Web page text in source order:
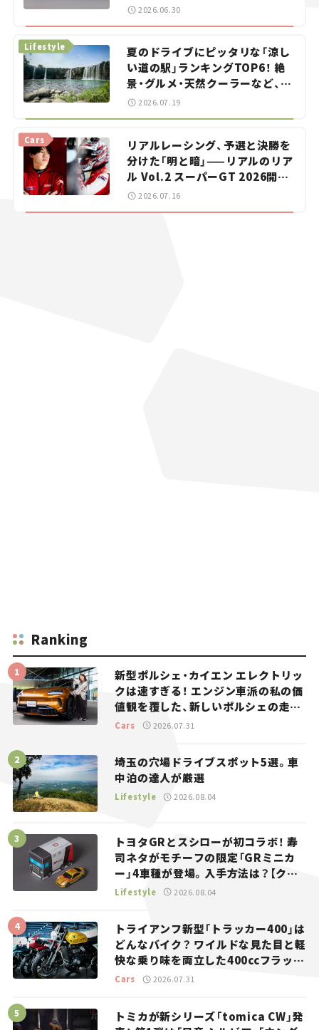
をお手伝い――ちょっとイケてるマ
2026.06.30
夏のドライブにピッタリな「涼し
い道の駅」ランキングTOP6！ 絶
景・グルメ・天然クーラーなど、避
暑におすすめのスポットを紹介
Lifestyle
2026.07.19
リアルレーシング、予選と決勝を
分けた「明と暗」——リアルのリア
ル Vol.2 スーパーGT 2026開幕
戦 岡山国際サーキット
Cars
2026.07.16
Ranking
新型ポルシェ・カイエン エレクトリッ
クは速すぎる！ エンジン車派の私の価
値観を覆した、新しいポルシェの走
り。
Cars 2026.07.31
埼玉の穴場ドライブスポット5選。車
中泊の達人が厳選
Lifestyle 2026.08.04
トヨタGRとスシローが初コラボ！ 寿
司ネタがモチーフの限定「GRミニカ
ー」4車種が登場。入手方法は？【クル
マとホビー】
Lifestyle 2026.08.04
トライアンフ新型「トラッカー400」は
どんなバイク？ ワイルドな見た目と軽
快な乗り味を両立した400ccフラット
トラッカー【試乗レビュー】
Cars 2026.07.31
トミカが新シリーズ「tomica CW」発